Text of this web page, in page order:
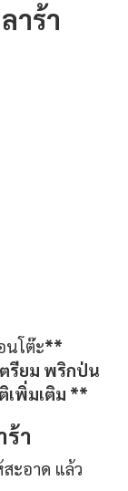
าร้า
นโต๊ะ**
รียม พริกป่น
เพิ่มเติม **
า
ะอาด แล้ว